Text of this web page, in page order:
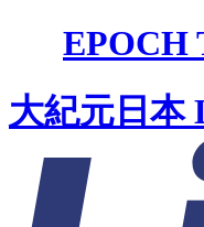
EPOCH
大紀元日本